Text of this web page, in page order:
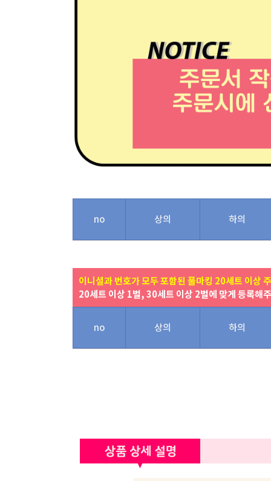
no 상의 하의
이니셜과 번호가 모두 포함된 풀마킹 20세트 이상
20세트 이상 1벌, 30세트 이상 2벌에 맞게 등록해
no 상의 하의